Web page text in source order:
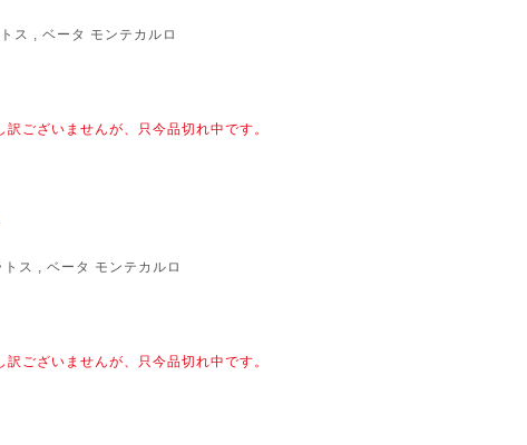
ス , ベータ モンテカルロ
訳ございませんが、只今品切れ中です。
トス , ベータ モンテカルロ
訳ございませんが、只今品切れ中です。